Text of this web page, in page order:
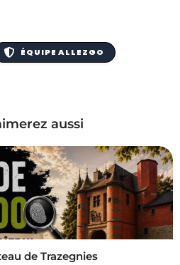
ÉQUIPE ALLEZGO
aussi
de Trazegnies